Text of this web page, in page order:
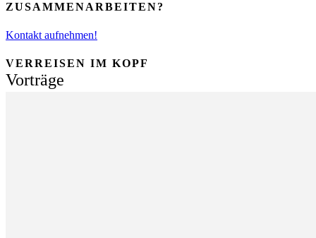
ZUSAMMENARBEITEN?
Kontakt aufnehmen!
VERREISEN IM KOPF
Vorträge